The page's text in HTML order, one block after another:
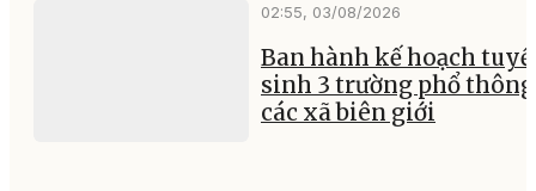
02:55, 03/08/2026
Ban hành kế hoạch
sinh 3 trường phổ
các xã biên giới